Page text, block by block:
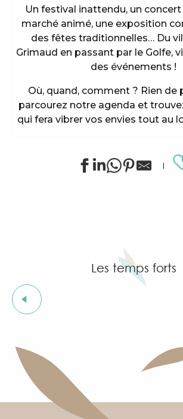
Un festival inattendu, un
marché animé, une exposition
des fêtes traditionnelles… Du
Grimaud en passant par le Golfe,
des événements !
Où, quand, comment ? Rien de
parcourez notre agenda et
qui fera vibrer vos envies tout au
Visite guidée du village de Grimaud
Marché à Port Grimaud
Brocante du Mas de Bagatin
Courses d'orientation dans le
Atelier d'introduction aux vins
Les temps forts
Course de caisses à savon :